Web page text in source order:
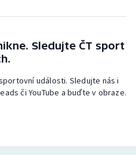
Sledujte ČT sport
události. Sledujte nás i
či YouTube a buďte v obraze.